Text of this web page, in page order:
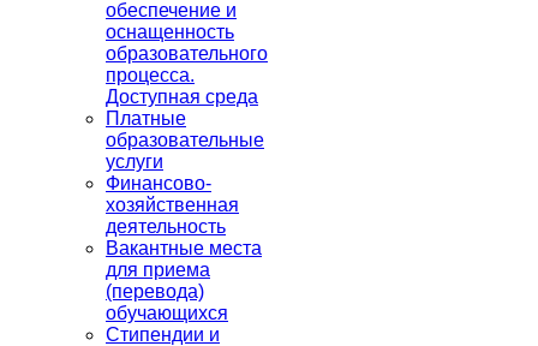
обеспечение и
оснащенность
образовательного
процесса.
Доступная среда
Платные
образовательные
услуги
Финансово-
хозяйственная
деятельность
Вакантные места
для приема
(перевода)
обучающихся
Стипендии и